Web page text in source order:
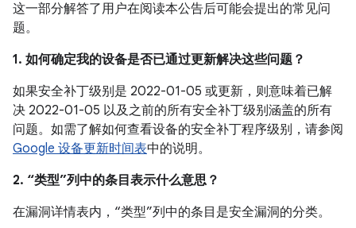
这一部分解答了用户在阅读本公告后可能会提出的常见问
题。
1. 如何确定我的设备是否已通过更新解决这些问题？
如果安全补丁级别是 2022-01-05 或更新，则意味着已解
决 2022-01-05 以及之前的所有安全补丁级别涵盖的所有
问题。如需了解如何查看设备的安全补丁程序级别，请参阅
Google 设备更新时间表中的说明。
2. “类型”列中的条目表示什么意思？
在漏洞详情表内，“类型”列中的条目是安全漏洞的分类。